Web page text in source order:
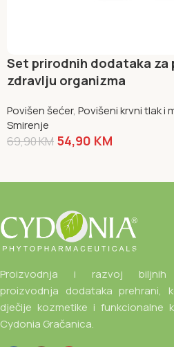
Set prirodnih dodataka za
zdravlju organizma
Povišen šećer, Povišeni krvni tlak i
Smirenje
69,90KM 54,90 KM
Proizvodnja i razvoj biljnih
proizvodnja dodataka prehrani,
dječije kozmetike i funkcionalne
Cydonia Gračanica.